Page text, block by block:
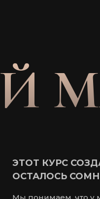
ЭТОТ КУРС
ОСТАЛОСЬ